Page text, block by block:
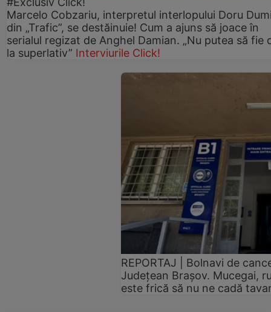
Marcelo Cobzariu, interpretul interlopului Doru
din „Trafic”, se destăinuie! Cum a ajuns să joace în
serialul regizat de Anghel Damian. „Nu putea să fie
la superlativ” Interviurile Click!
REPORTAJ | Bolnavi de
Județean Brașov. Mucegai,
este frică să nu ne cadă